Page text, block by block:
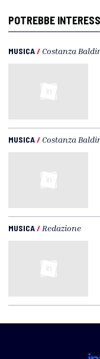
POTREBBE
MUSICA/ Costanza
MUSICA/ Costanza
MUSICA/ Redazione